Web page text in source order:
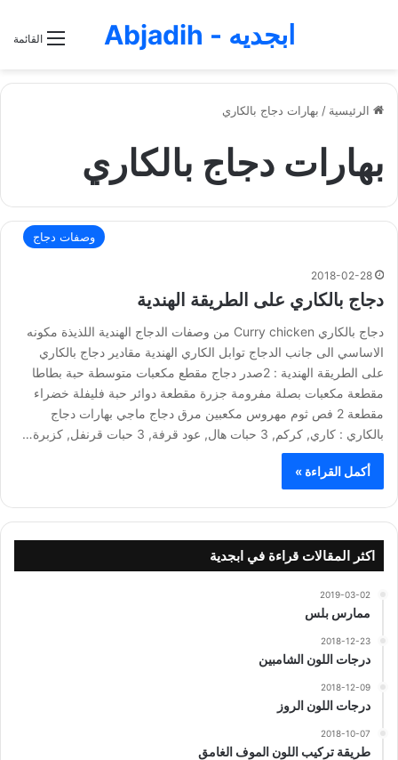
القائمة ابجديه - Abjadih
الرئيسية / بهارات دجاج بالكاري
بهارات دجاج بالكاري
وصفات دجاج
2018-02-28
دجاج بالكاري على الطريقة الهندية
دجاج بالكاري Curry chicken من وصفات الدجاج الهندية اللذيذة مكونه
الاساسي الى جانب الدجاج توابل الكاري الهندية مقادير دجاج بالكاري
على الطريقة الهندية : 2صدر دجاج مقطع مكعبات متوسطة حبة بطاطا
مقطعة مكعبات بصلة مفرومة جزرة مقطعة دوائر حبة فليفلة خضراء
مقطعة 2 فص ثوم مهروس مكعبين مرق دجاج ماجي بهارات دجاج
بالكاري : كاري, كركم, 3 حبات هال, عود قرفة, 3 حبات قرنفل, كزبرة…
أكمل القراءة »
اكثر المقالات قراءة في ابجدية
2019-03-02
ممارس بلس
2018-12-23
درجات اللون الشامبين
2018-12-09
درجات اللون الروز
2018-10-07
طريقة تركيب اللون الموف الغامق